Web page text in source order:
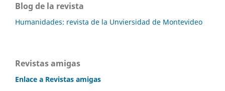
Blog de la revista
Humanidades: revista de la Unviersidad de Montevideo
Revistas amigas
Enlace a Revistas amigas